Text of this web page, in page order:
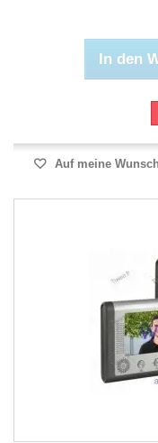
In den
Auf meine